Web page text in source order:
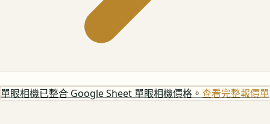
單眼相機已整合 Google Sheet 單眼相機價格。 查看完整報價單